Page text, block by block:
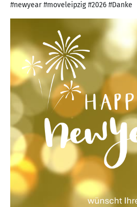
#newyear #moveleipzig #2026 #Danke